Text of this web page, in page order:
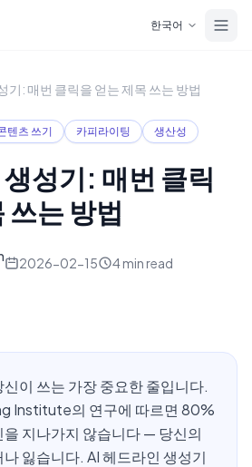
한국어
기: 매번 클릭을 얻는 제목 쓰는 방법
텐츠 쓰기 카피라이팅 생산성
성기: 매번 클릭
쓰는 방법
2026-02-15 4min read
이 쓰는 가장 중요한 줄입니다.
Institute의 연구에 따르면 80%
지나가지 않습니다 — 당신의
잃습니다. AI 헤드라인 생성기